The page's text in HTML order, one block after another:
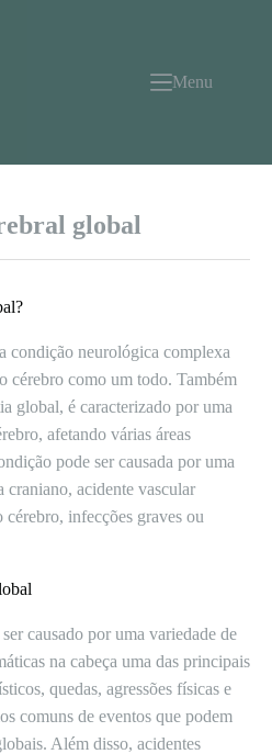
Menu
global
condição neurológica complexa
cérebro como um todo. Também
global, é caracterizado por uma
afetando várias áreas
pode ser causada por uma
craniano, acidente vascular
infecções graves ou
causado por uma variedade de
na cabeça uma das principais
quedas, agressões físicas e
comuns de eventos que podem
Além disso, acidentes